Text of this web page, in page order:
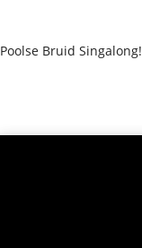
Poolse Bruid Singalong!